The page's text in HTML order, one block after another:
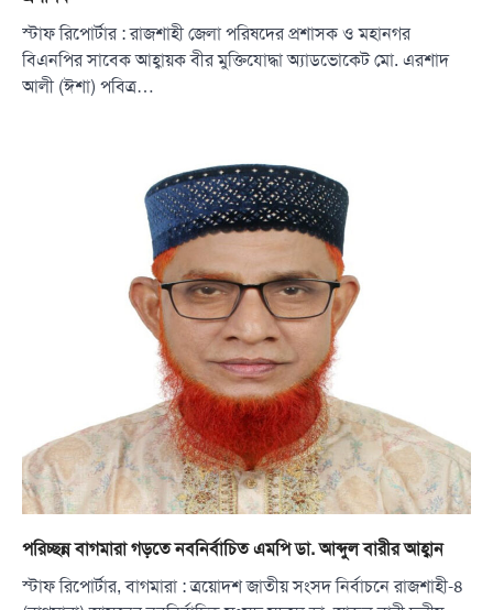
স্টাফ রিপোর্টার : রাজশাহী জেলা পরিষদের প্রশাসক ও মহানগর
বিএনপির সাবেক আহ্বায়ক বীর মুক্তিযোদ্ধা অ্যাডভোকেট মো. এরশাদ
আলী (ঈশা) পবিত্র…
পরিচ্ছন্ন বাগমারা গড়তে নবনির্বাচিত এমপি ডা. আব্দুল বারীর আহ্বান
স্টাফ রিপোর্টার, বাগমারা : ত্রয়োদশ জাতীয় সংসদ নির্বাচনে রাজশাহী-৪